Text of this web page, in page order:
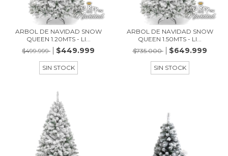
ARBOL DE NAVIDAD SNOW
QUEEN 1.20MTS - LI...
$499.999
$449.999
SIN STOCK
ARBOL DE NAVIDAD SNOW
QUEEN 1.50MTS - LI...
$735.000
$649.999
SIN STOCK